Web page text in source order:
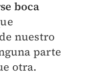
boca
nuestro
parte
otra.